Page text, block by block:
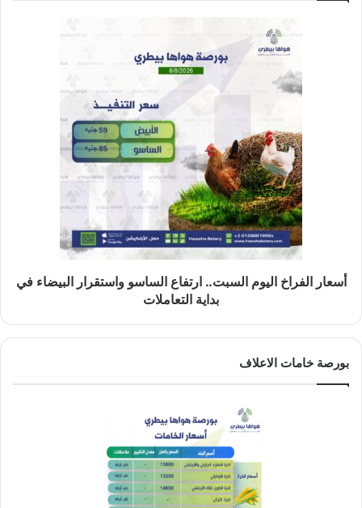
أسعار الفراخ اليوم السبت.. ارتفاع الساسو واستقرار البيضاء في
بداية التعاملات
بورصة خامات الاعلاف